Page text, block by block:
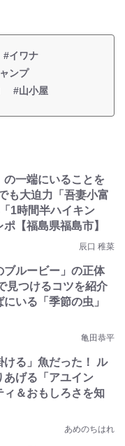
#イワナ
ンプ
#山小屋
一端にいることを
も大迫力「吾妻小富
1時間半ハイキン
【福島県福島市】
辰口 稚菜
ブルービー」の正体
見つけるコツを紹介
にいる「季節の虫」
亀田恭平
ける」魚だった！ ル
あげる「アユイン
ィ＆おもしろさを知
あめのちはれ